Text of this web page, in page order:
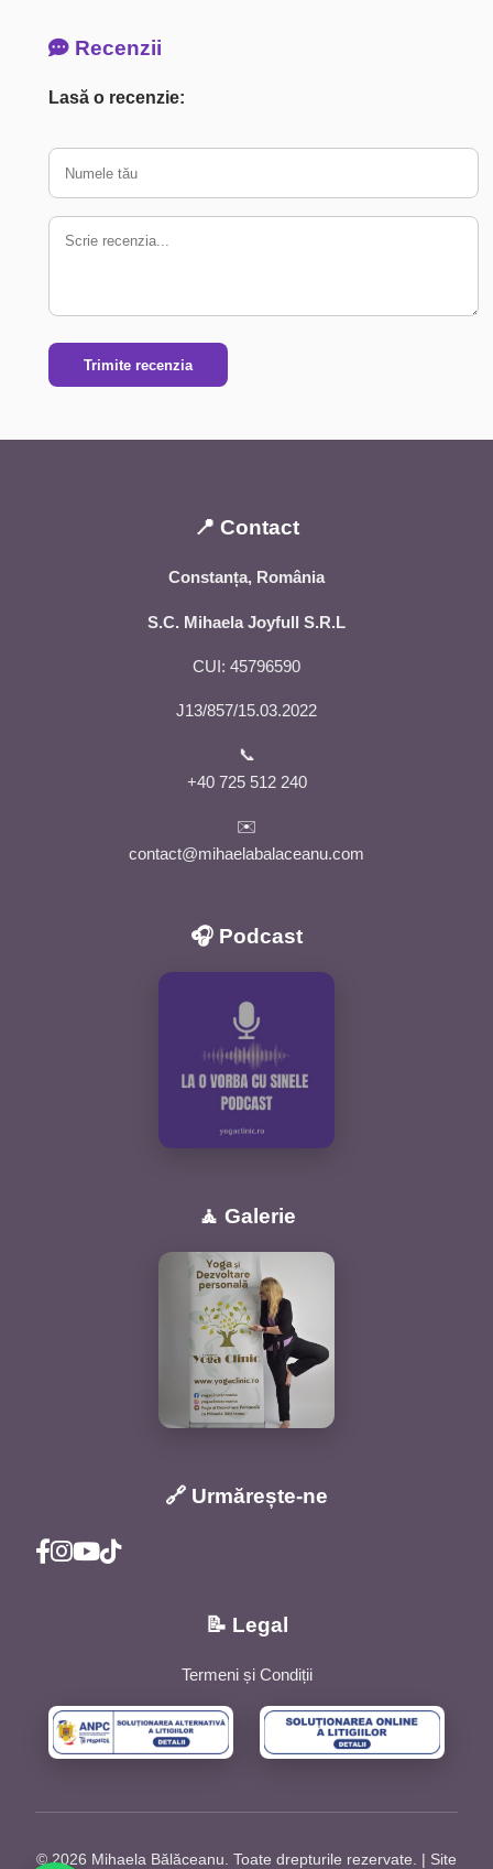
Recenzii
Lasă o recenzie:
Trimite recenzia
📍 Contact
Constanța, România
S.C. Mihaela Joyfull S.R.L
CUI: 45796590
J13/857/15.03.2022
📞
+40 725 512 240
✉️
contact@mihaelabalaceanu.com
🎧 Podcast
🧘 Galerie
🔗 Urmărește-ne
📝 Legal
Termeni și Condiții
© 2026 Mihaela Bălăceanu. Toate drepturile rezervate. | Site